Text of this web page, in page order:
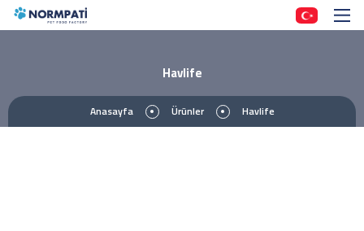
Havlife
Anasayfa Ürünler Havlife